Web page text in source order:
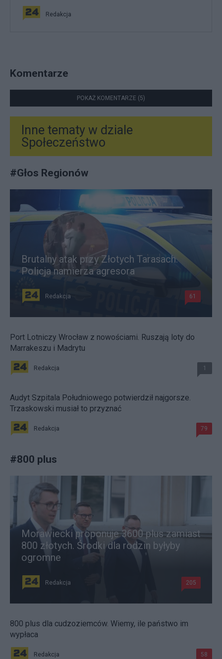
Redakcja
Komentarze
POKAŻ KOMENTARZE (5)
Inne tematy w dziale
Społeczeństwo
#Głos Regionów
Brutalny atak przy Złotych Tarasach.
Policja namierza agresora
Redakcja 61
Port Lotniczy Wrocław z nowościami. Ruszają loty do
Marrakeszu i Madrytu
Redakcja 1
Audyt Szpitala Południowego potwierdził najgorsze.
Trzaskowski musiał to przyznać
Redakcja 79
#800 plus
Morawiecki proponuje 3600 plus zamiast
800 złotych. Środki dla rodzin byłyby
ogromne
Redakcja 205
800 plus dla cudzoziemców. Wiemy, ile państwo im
wypłaca
Redakcja 58